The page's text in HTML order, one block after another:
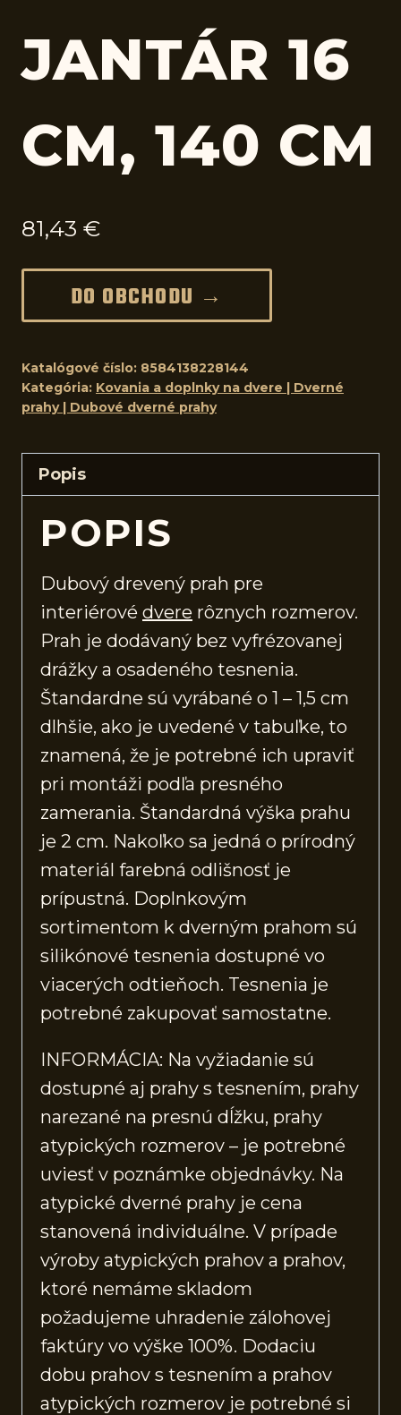
JANTÁR 16
CM, 140 CM
81,43 €
DO OBCHODU →
Katalógové číslo: 8584138228144
Kategória: Kovania a doplnky na dvere | Dverné
prahy | Dubové dverné prahy
Popis
POPIS
Dubový drevený prah pre
interiérové dvere rôznych rozmerov.
Prah je dodávaný bez vyfrézovanej
drážky a osadeného tesnenia.
Štandardne sú vyrábané o 1 – 1,5 cm
dlhšie, ako je uvedené v tabuľke, to
znamená, že je potrebné ich upraviť
pri montáži podľa presného
zamerania. Štandardná výška prahu
je 2 cm. Nakoľko sa jedná o prírodný
materiál farebná odlišnosť je
prípustná. Doplnkovým
sortimentom k dverným prahom sú
silikónové tesnenia dostupné vo
viacerých odtieňoch. Tesnenia je
potrebné zakupovať samostatne.
INFORMÁCIA: Na vyžiadanie sú
dostupné aj prahy s tesnením, prahy
narezané na presnú dĺžku, prahy
atypických rozmerov – je potrebné
uviesť v poznámke objednávky. Na
atypické dverné prahy je cena
stanovená individuálne. V prípade
výroby atypických prahov a prahov,
ktoré nemáme skladom
požadujeme uhradenie zálohovej
faktúry vo výške 100%. Dodaciu
dobu prahov s tesnením a prahov
atypických rozmerov je potrebné si